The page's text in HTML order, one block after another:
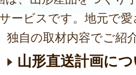
ービスです。地元で
独自の取材内容でご紹
山形直送計画に